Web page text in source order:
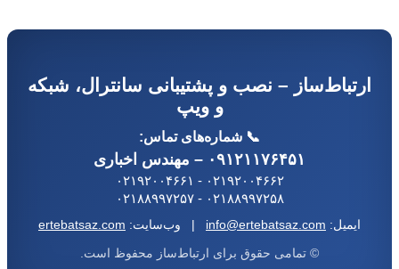
ارتباط‌ساز – نصب و پشتیبانی سانترال، شبکه
و ویپ
📞 شماره‌های تماس:
۰۹۱۲۱۱۷۶۴۵۱ – مهندس اخباری
۰۲۱۹۲۰۰۴۶۶۲ - ۰۲۱۹۲۰۰۴۶۶۱
۰۲۱۸۸۹۹۷۲۵۸ - ۰۲۱۸۸۹۹۷۲۵۷
ایمیل:info@ertebatsaz.com| وب‌سایت:ertebatsaz.com
© تمامی حقوق برای ارتباط‌ساز محفوظ است.